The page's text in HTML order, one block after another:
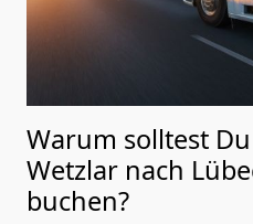
Warum solltest
Wetzlar nach
buchen?